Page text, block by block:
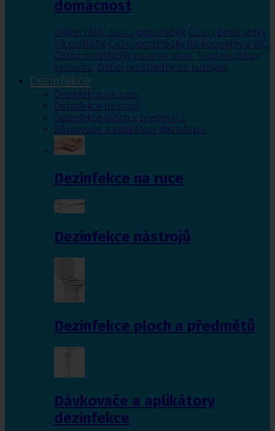
domácnost
Univerzální čistící prostředky, Čistící prostředky
na podlahy, Čisticí prostředky do koupelny a WC,
Čistící prostředky na mytí oken, Neutralizátory
vzduchu, Čistící prostředky do kuchyně
Dezinfekce
Dezinfekce na ruce
Dezinfekce nástrojů
Dezinfekce ploch a předmětů
Dávkovače a aplikátory dezinfekce
Dezinfekce na ruce
Dezinfekce nástrojů
Dezinfekce ploch a předmětů
Dávkovače a aplikátory
dezinfekce